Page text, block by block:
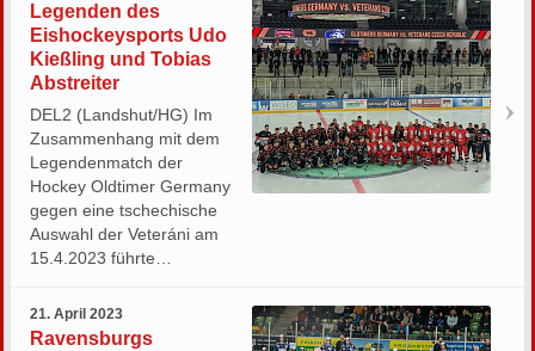
Legenden des
Eishockeysports Udo
Kießling und Tobias
Abstreiter
DEL2 (Landshut/HG) Im
Zusammenhang mit dem
Legendenmatch der
Hockey Oldtimer Germany
gegen eine tschechische
Auswahl der Veteráni am
15.4.2023 führte…
21. April 2023
Ravensburgs